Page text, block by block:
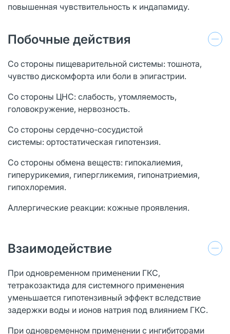
повышенная чувствительность к индапамиду.
Побочные действия
Со стороны пищеварительной системы: тошнота,
чувство дискомфорта или боли в эпигастрии.
Со стороны ЦНС: слабость, утомляемость,
головокружение, нервозность.
Со стороны сердечно-сосудистой
системы: ортостатическая гипотензия.
Со стороны обмена веществ: гипокалиемия,
гиперурикемия, гипергликемия, гипонатриемия,
гипохлоремия.
Аллергические реакции: кожные проявления.
Взаимодействие
При одновременном применении ГКС,
тетракозактида для системного применения
уменьшается гипотензивный эффект вследствие
задержки воды и ионов натрия под влиянием ГКС.
При одновременном применении с ингибиторами